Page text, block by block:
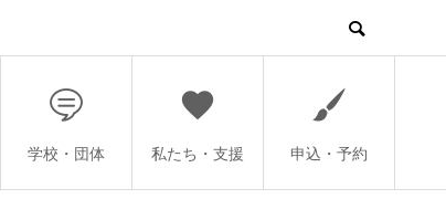
学校・団体 私たち・支援 申込・予約